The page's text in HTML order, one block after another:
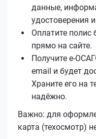
данные,
удостоверения
Оплатите полис
прямо на сайте.
Получите
email и будет
Храните его на
надёжно.
Важно: для
карта (техосмотр)